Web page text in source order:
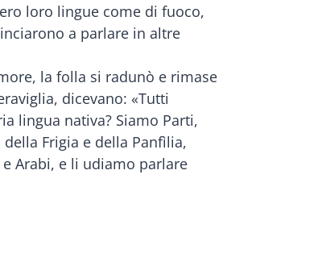
loro lingue come di fuoco,
a parlare in altre
la folla si radunò e rimase
dicevano: «Tutti
lingua nativa? Siamo Parti,
Frigia e della Panfìlia,
Arabi, e li udiamo parlare